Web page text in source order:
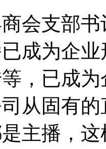
支部书
成为企
，已成
从固有
主播，